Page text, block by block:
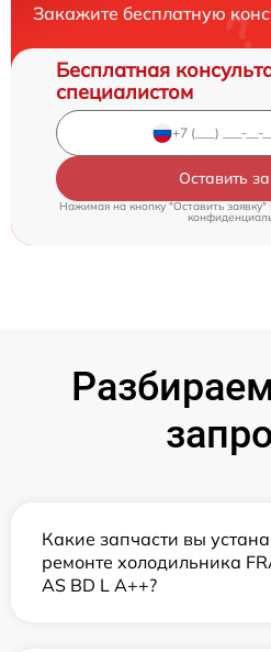
Закажите бесплатную
Бесплатная
специалистом
Оставить
Нажимая на кнопку "Оставить
Какие запчасти вы
ремонте холодильника
AS BD L A++?